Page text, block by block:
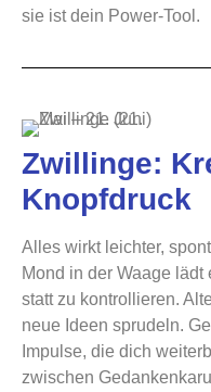
sie ist dein Power-Tool.
Zwillinge:
Knopfdruck
Alles wirkt leichter,
Mond in der Waage
statt zu kontrollieren.
neue Ideen sprudeln.
Impulse, die dich
zwischen